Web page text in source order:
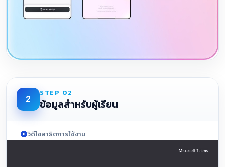
2
STEP 02
ข้อมูลสำหรับผู้เรียน
วิดีโอสาธิตการใช้งาน